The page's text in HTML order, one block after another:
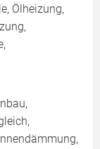
Ölheizung,